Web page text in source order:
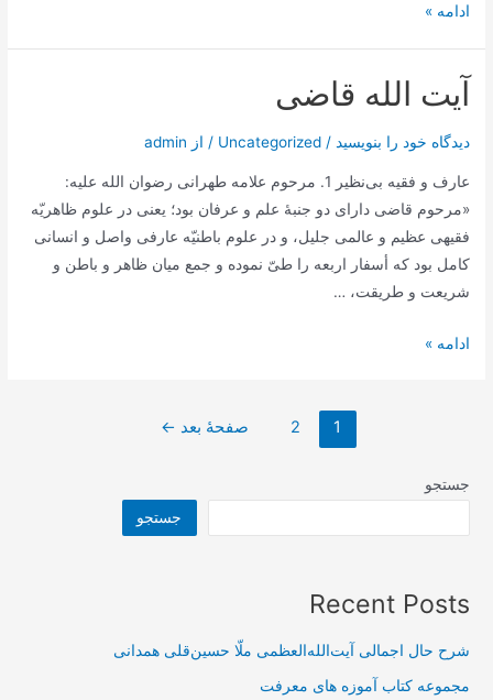
دعای
در
مکتب
وحی
ادامه »
آیت الله قاضی
دیدگاه‌ خود را بنویسید /
Uncategorized / از admin
عارف و فقیه بی‌نظیر 1. مرحوم علامه طهرانی رضوان الله علیه:
«مرحوم قاضی دارای دو جنبۀ‌ علم و عرفان بود؛ یعنی در علوم ظاهریّه
فقیهی عظیم و عالمی جلیل، و در علوم باطنیّه عارفی واصل و انسانی
کامل بود که أسفار اربعه را طیّ نموده و جمع میان ظاهر و باطن و
شریعت و طریقت، …
آیت
ادامه »
1
2 صفحهٔ بعد ←
جستجو
جستجو
Recent Posts
شرح حال اجمالی آیت‌الله‌العظمی ملّا حسین‌قلی همدانی
مجموعه کتاب آموزه های معرفت